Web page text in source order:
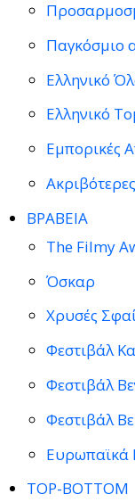
Παγκόσμιο
Ελληνικό
Ελληνικό
Εμπορικές
ΒΡΑΒΕΙΑ
The Filmy
Όσκαρ
Χρυσές
Φεστιβάλ
Φεστιβάλ
Φεστιβάλ
Ευρωπαϊκά
TOP-BOTTOM